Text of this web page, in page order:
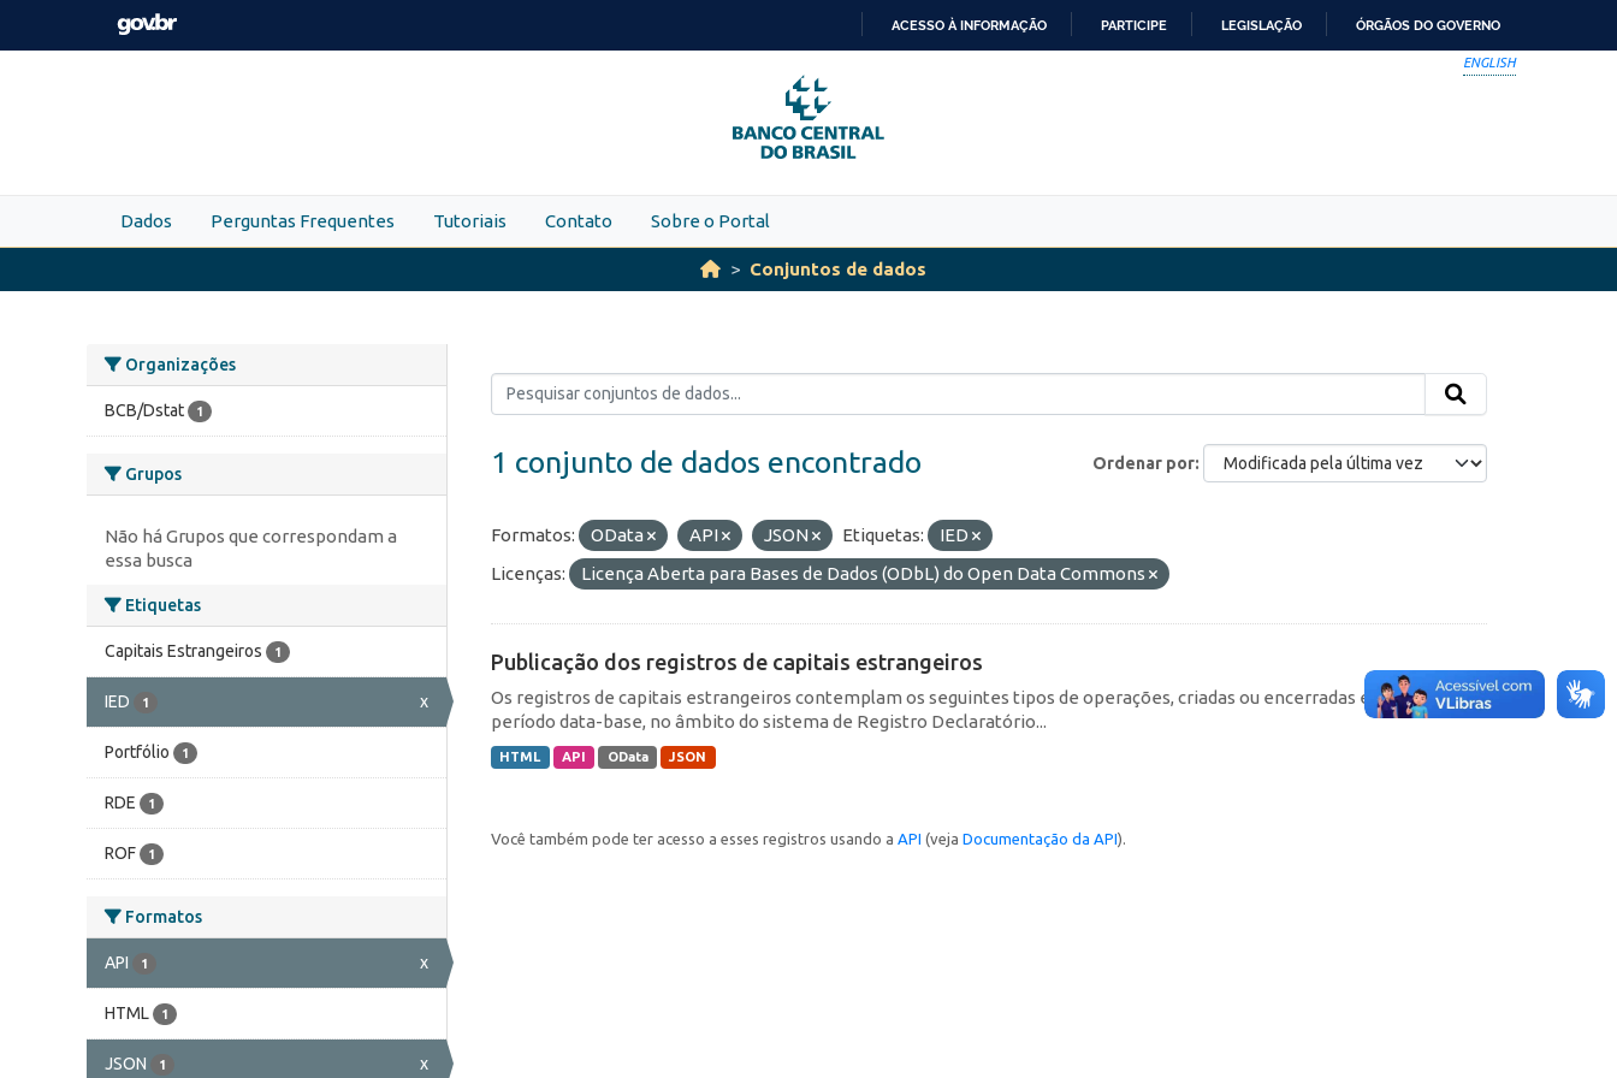
Skip to main content
PARA
O
CONTEÚDO
ACESSO À INFORMAÇÃO PARTICIPE LEGISLAÇÃO ÓRGÃOS DO GOVERNO
ENGLISH
Dados Perguntas Frequentes Tutoriais Contato Sobre o Portal
Conjuntos de dados
Organizações
BCB/Dstat 1
Grupos
Não há Grupos que correspondam a
essa busca
Etiquetas
Capitais Estrangeiros 1
IED 1 x
Portfólio 1
RDE 1
ROF 1
Formatos
API 1 x
HTML 1
JSON 1 x
Ordenar por
1 conjunto de dados encontrado
Formatos: OData API JSON Etiquetas:
IED
Licenças:
Licença Aberta para Bases de Dados (ODbL) do Open Data Commons
Publicação dos registros de capitais estrangeiros
Os registros de capitais estrangeiros contemplam os seguintes tipos de operações, criadas ou encerradas em cada
período data-base, no âmbito do sistema de Registro Declaratório...
HTML API OData JSON
Você também pode ter acesso a esses registros usando a API (veja Documentação da API).